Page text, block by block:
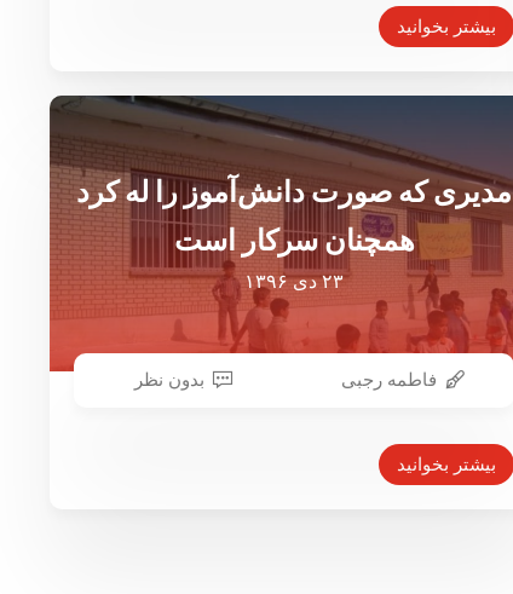
بیشتر بخوانید
مدیری که صورت دانش‌آموز را له کرد
همچنان سرکار است
۲۳ دی ۱۳۹۶
فاطمه رجبی بدون نظر
بیشتر بخوانید